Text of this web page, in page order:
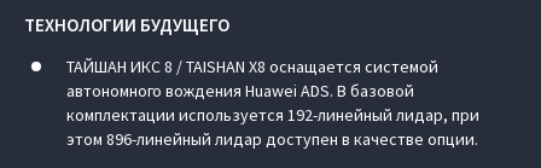
ТЕХНОЛОГИИ БУДУЩЕГО
ТАЙШАН ИКС 8 / TAISHAN X8 оснащается системой
автономного вождения Huawei ADS. В базовой
комплектации используется 192-линейный лидар, при
этом 896-линейный лидар доступен в качестве опции.